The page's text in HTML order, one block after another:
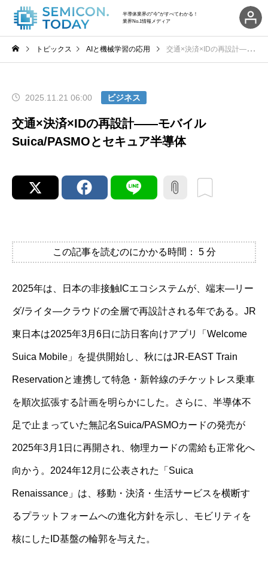
半導体業界の"今"がすべてわかる！
業界No.1情報メディア
トピックス AIと機械学習の応用 交通×決済×IDの再設計——モバイルSuica/PASMOとセキュア半導体
2025.11.21 06:00 ビジネス
交通×決済×IDの再設計——モバイル
Suica/PASMOとセキュア半導体
この記事を読むのにかかる時間： 5 分
2025年は、日本の非接触ICエコシステムが、端末—リー
ダ/ライタ—クラウドの全層で再設計される年である。JR
東日本は2025年3月6日に訪日客向けアプリ「Welcome
Suica Mobile」を提供開始し、秋にはJR-EAST Train
Reservationと連携して特急・新幹線のチケットレス乗車
を順次拡張する計画を明らかにした。さらに、半導体不
足で止まっていた無記名Suica/PASMOカードの発売が
2025年3月1日に再開され、物理カードの需給も正常化へ
向かう。2024年12月に公表された「Suica
Renaissance」は、移動・決済・生活サービスを横断す
るプラットフォームへの進化方針を示し、モビリティを
核にしたID基盤の輪郭を与えた。